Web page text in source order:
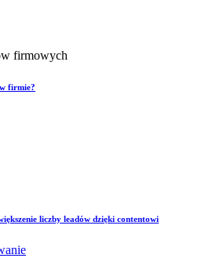
firmie?
liczby leadów dzięki contentowi